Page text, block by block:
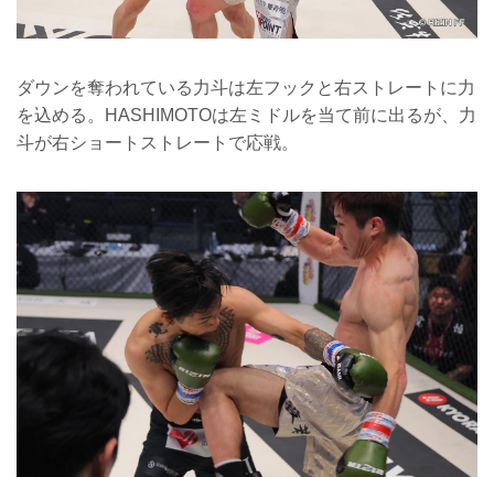
ダウンを奪われている力斗は左フックと右ストレートに力
を込める。HASHIMOTOは左ミドルを当て前に出るが、力
斗が右ショートストレートで応戦。